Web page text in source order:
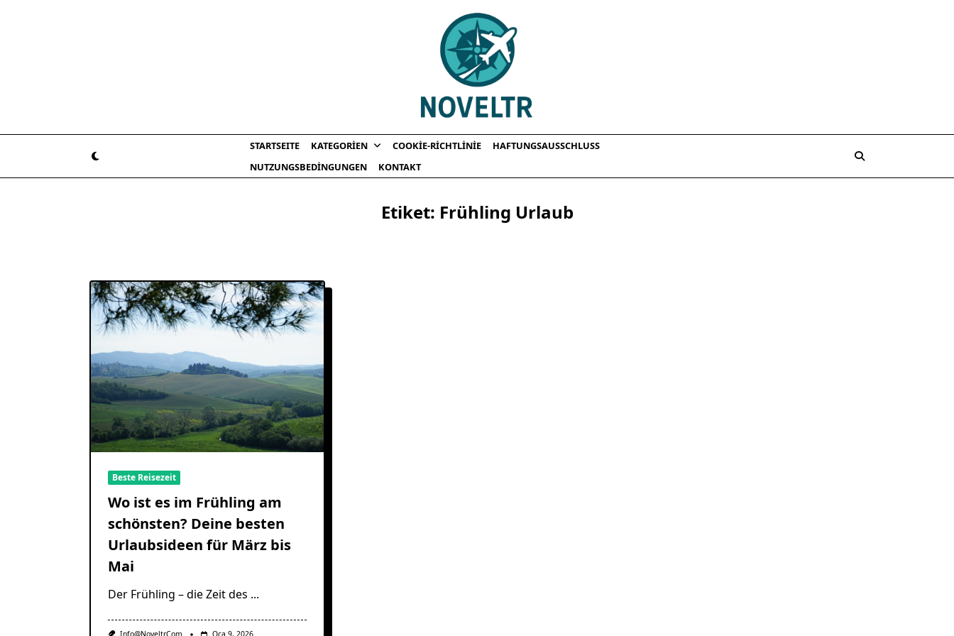
STARTSEITE KATEGORIEN COOKIE-RICHTLINIE
HAFTUNGSAUSSCHLUSS
NUTZUNGSBEDINGUNGEN
KONTAKT
Etiket: Frühling Urlaub
Beste Reisezeit
Wo ist es im Frühling am
schönsten? Deine besten
Urlaubsideen für März bis
Mai
Der Frühling – die Zeit des ...